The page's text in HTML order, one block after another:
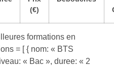
(€)
formations en
= [ { nom: « BTS
« Bac », duree: « 2